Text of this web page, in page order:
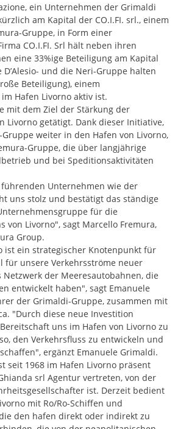
ein Unternehmen der Grimaldi
am Kapital der CO.I.FI. srl., einem
Gruppe, in Form einer
CO.I.FI. Srl hält neben ihren
eine 33%ige Beteiligung am Kapital
D’Alesio- und die Neri-Gruppe halten
Beteiligung), einem
Hafen Livorno aktiv ist.
mit dem Ziel der Stärkung der
Livorno getätigt. Dank dieser Initiative,
weiter in den Hafen von Livorno,
Gruppe, die über langjährige
und bei Speditionsaktivitäten
Unternehmen wie der
uns stolz und bestätigt das ständige
für die
von Livorno", sagt Marcello Fremura,
Group.
ist ein strategischer Knotenpunkt für
für unsere Verkehrsströme neuer
der Meeresautobahnen, die
entwickelt haben", sagt Emanuele
der Grimaldi-Gruppe, zusammen mit
"Durch diese neue Investition
uns im Hafen von Livorno zu
den Verkehrsfluss zu entwickeln und
ergänzt Emanuele Grimaldi.
seit 1968 im Hafen Livorno präsent
srl Agentur vertreten, von der
ist. Derzeit bedient
mit Ro/Ro-Schiffen und
den hafen direkt oder indirekt zu